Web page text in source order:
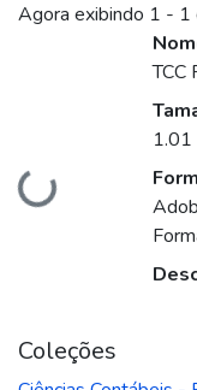
Agora exibindo 1 - 1
Carregando...
TCC
1.01
Coleções